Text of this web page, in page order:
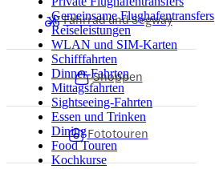
Gemeinsame Flughafentransfers
Reiseleistungen
WLAN und SIM-Karten
Schifffahrten
Dinner-Fahrten
Mittagsfahrten
Sightseeing-Fahrten
Essen und Trinken
Dining
Food Touren
Kochkurse
Fahrrad und Segway
Shoppen
Fototouren